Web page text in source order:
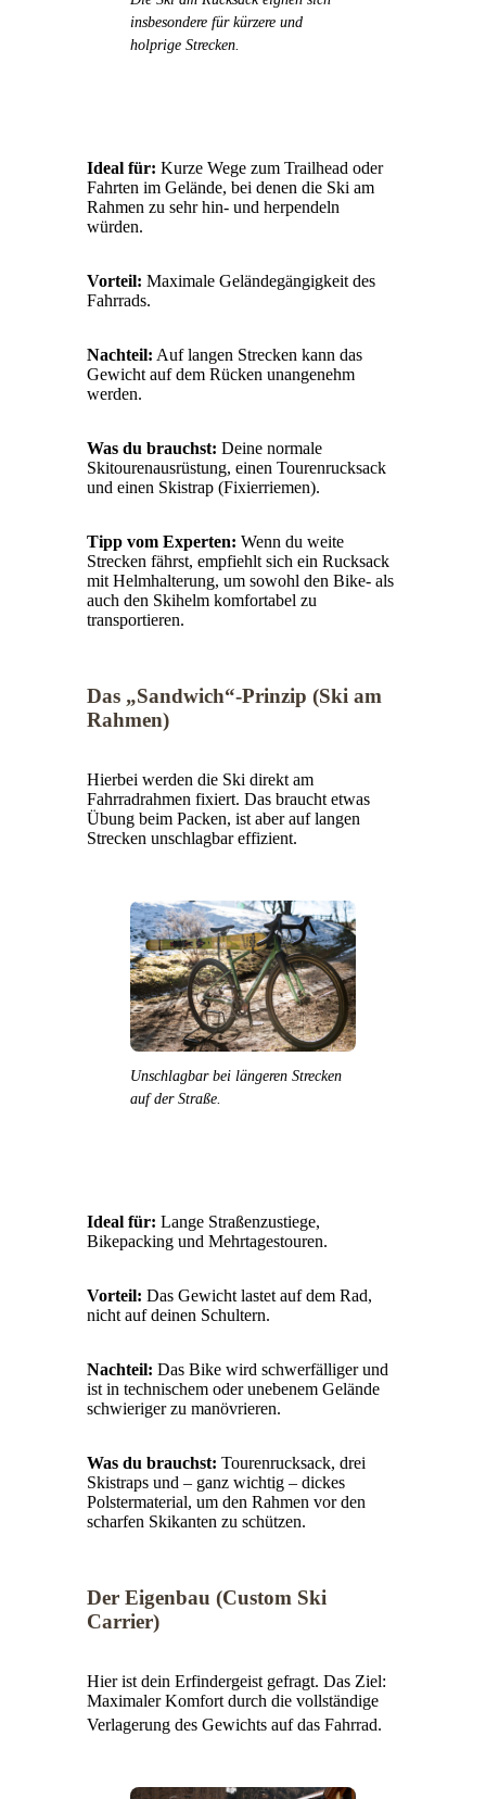
insbesondere für kürzere und
holprige Strecken.
Ideal für: Kurze Wege zum Trailhead oder
Fahrten im Gelände, bei denen die Ski am
Rahmen zu sehr hin- und herpendeln
würden.
Vorteil: Maximale Geländegängigkeit des
Fahrrads.
Nachteil: Auf langen Strecken kann das
Gewicht auf dem Rücken unangenehm
werden.
Was du brauchst: Deine normale
Skitourenausrüstung, einen Tourenrucksack
und einen Skistrap (Fixierriemen).
Tipp vom Experten: Wenn du weite
Strecken fährst, empfiehlt sich ein Rucksack
mit Helmhalterung, um sowohl den Bike- als
auch den Skihelm komfortabel zu
transportieren.
Das „Sandwich“-Prinzip (Ski am
Rahmen)
Hierbei werden die Ski direkt am
Fahrradrahmen fixiert. Das braucht etwas
Übung beim Packen, ist aber auf langen
Strecken unschlagbar effizient.
Unschlagbar bei längeren Strecken
auf der Straße.
Ideal für: Lange Straßenzustiege,
Bikepacking und Mehrtagestouren.
Vorteil: Das Gewicht lastet auf dem Rad,
nicht auf deinen Schultern.
Nachteil: Das Bike wird schwerfälliger und
ist in technischem oder unebenem Gelände
schwieriger zu manövrieren.
Was du brauchst: Tourenrucksack, drei
Skistraps und – ganz wichtig – dickes
Polstermaterial, um den Rahmen vor den
scharfen Skikanten zu schützen.
Der Eigenbau (Custom Ski
Carrier)
Hier ist dein Erfindergeist gefragt. Das Ziel:
Maximaler Komfort durch die vollständige
Verlagerung des Gewichts auf das Fahrrad.